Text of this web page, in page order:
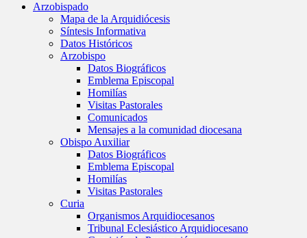
Arzobispado
Mapa de la Arquidiócesis
Síntesis Informativa
Datos Históricos
Arzobispo
Datos Biográficos
Emblema Episcopal
Homilías
Visitas Pastorales
Comunicados
Mensajes a la comunidad diocesana
Obispo Auxiliar
Datos Biográficos
Emblema Episcopal
Homilías
Visitas Pastorales
Curia
Organismos Arquidiocesanos
Tribunal Eclesiástico Arquidiocesano